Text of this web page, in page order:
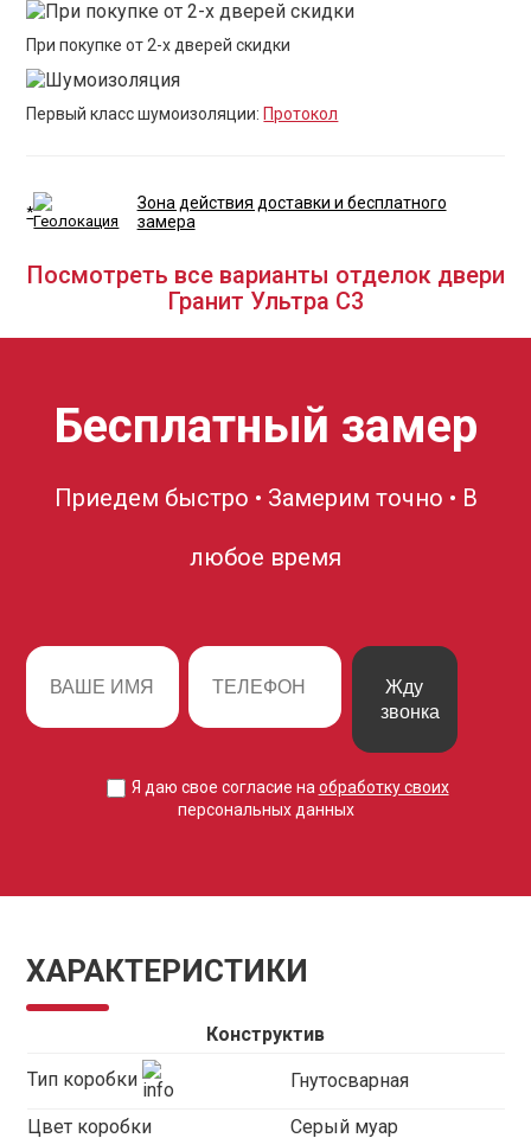
При покупке от 2-х дверей скидки
Первый класс шумоизоляции: Протокол
*
Зона действия доставки и бесплатного
замера
Посмотреть все варианты отделок двери
Гранит Ультра С3
Бесплатный замер
Приедем быстро • Замерим точно • В
любое время
Жду
звонка
Я даю свое согласие на обработку своих
персональных данных
ХАРАКТЕРИСТИКИ
Конструктив
Тип коробки Гнутосварная
Цвет коробки Серый муар